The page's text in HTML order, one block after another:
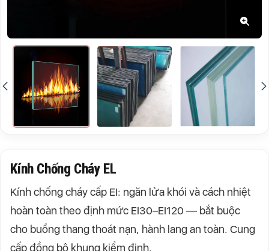
Kính Chống Cháy EL
Kính chống cháy cấp EI: ngăn lửa khói và cách nhiệt
hoàn toàn theo định mức EI30–EI120 — bắt buộc
cho buồng thang thoát nạn, hành lang an toàn. Cung
cấp đồng bộ khung kiểm định.